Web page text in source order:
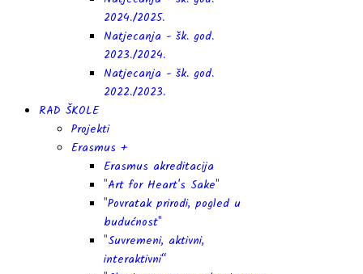
2024./2025.
Natjecanja - šk. god.
2023./2024.
Natjecanja - šk. god.
2022./2023.
RAD ŠKOLE
Projekti
Erasmus +
Erasmus akreditacija
"Art for Heart's Sake"
"Povratak prirodi, pogled u
budućnost"
"Suvremeni, aktivni,
interaktivni“